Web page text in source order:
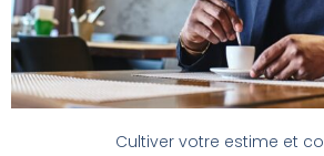
Cultiver votre estime et